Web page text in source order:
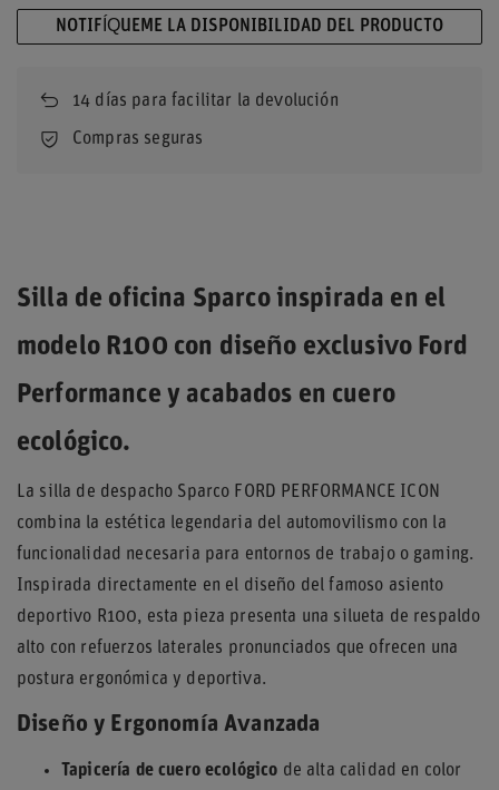
NOTIFÍQUEME LA DISPONIBILIDAD DEL PRODUCTO
14 días para facilitar la devolución
Compras seguras
Silla de oficina Sparco inspirada en el
modelo R100 con diseño exclusivo Ford
Performance y acabados en cuero
ecológico.
La silla de despacho Sparco FORD PERFORMANCE ICON
combina la estética legendaria del automovilismo con la
funcionalidad necesaria para entornos de trabajo o gaming.
Inspirada directamente en el diseño del famoso asiento
deportivo R100, esta pieza presenta una silueta de respaldo
alto con refuerzos laterales pronunciados que ofrecen una
postura ergonómica y deportiva.
Diseño y Ergonomía Avanzada
Tapicería de cuero ecológico de alta calidad en color